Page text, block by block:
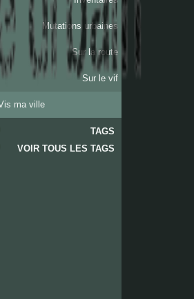
Mutations urbaines
Sur la route
Sur le vif
ma ville
TAGS
VOIR TOUS LES TAGS